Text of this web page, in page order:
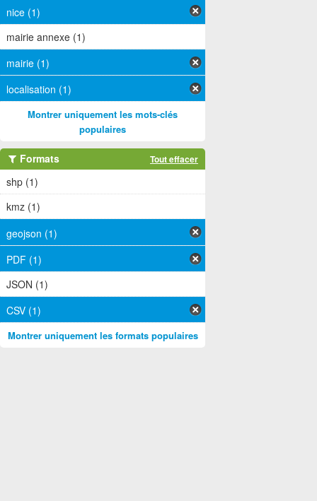
nice (1)
mairie annexe (1)
mairie (1)
localisation (1)
Montrer uniquement les mots-clés
populaires
Formats Tout effacer
shp (1)
kmz (1)
geojson (1)
PDF (1)
JSON (1)
CSV (1)
Montrer uniquement les formats populaires